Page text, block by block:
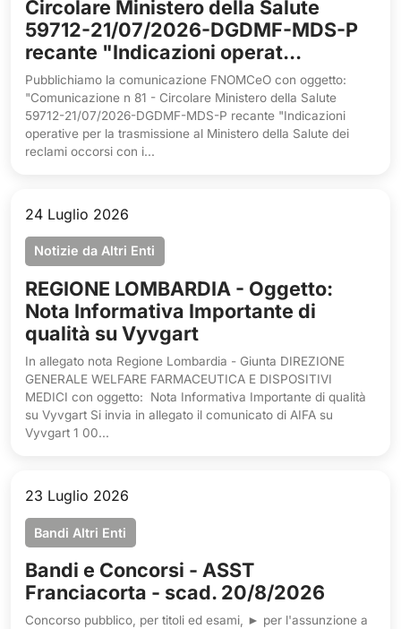
Circolare Ministero della Salute
59712-21/07/2026-DGDMF-MDS-P
recante "Indicazioni operat...
Pubblichiamo la comunicazione FNOMCeO con oggetto:
"Comunicazione n 81 - Circolare Ministero della Salute
59712-21/07/2026-DGDMF-MDS-P recante "Indicazioni
operative per la trasmissione al Ministero della Salute dei
reclami occorsi con i...
24 Luglio 2026
Notizie da Altri Enti
REGIONE LOMBARDIA - Oggetto:
Nota Informativa Importante di
qualità su Vyvgart
In allegato nota Regione Lombardia - Giunta DIREZIONE
GENERALE WELFARE FARMACEUTICA E DISPOSITIVI
MEDICI con oggetto: Nota Informativa Importante di qualità
su Vyvgart Si invia in allegato il comunicato di AIFA su
Vyvgart 1 00...
23 Luglio 2026
Bandi Altri Enti
Bandi e Concorsi - ASST
Franciacorta - scad. 20/8/2026
Concorso pubblico, per titoli ed esami, ► per l'assunzione a